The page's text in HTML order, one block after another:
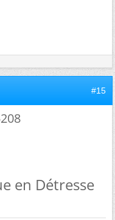
#15
en Détresse